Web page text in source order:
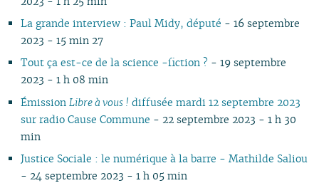
La grande interview : Paul Midy, député - 16 septembre
2023 - 15 min 27
Tout ça est-ce de la science -fiction ? - 19 septembre
2023 - 1 h 08 min
Émission Libre à vous ! diffusée mardi 12 septembre 2023
sur radio Cause Commune - 22 septembre 2023 - 1 h 30
min
Justice Sociale : le numérique à la barre - Mathilde Saliou
- 24 septembre 2023 - 1 h 05 min